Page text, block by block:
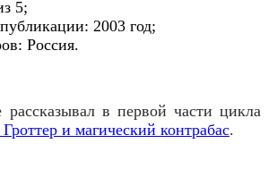
5;
2003 год;
Россия.
в первой части цикла
и магический контрабас.